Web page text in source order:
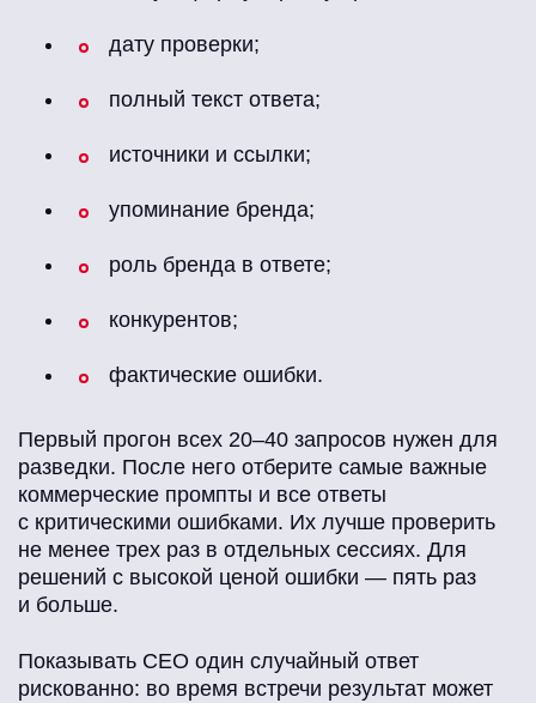
дату проверки;
полный текст ответа;
источники и ссылки;
упоминание бренда;
роль бренда в ответе;
конкурентов;
фактические ошибки.
Первый прогон всех 20–40 запросов нужен для
разведки. После него отберите самые важные
коммерческие промпты и все ответы
с критическими ошибками. Их лучше проверить
не менее трех раз в отдельных сессиях. Для
решений с высокой ценой ошибки — пять раз
и больше.
Показывать CEO один случайный ответ
рискованно: во время встречи результат может